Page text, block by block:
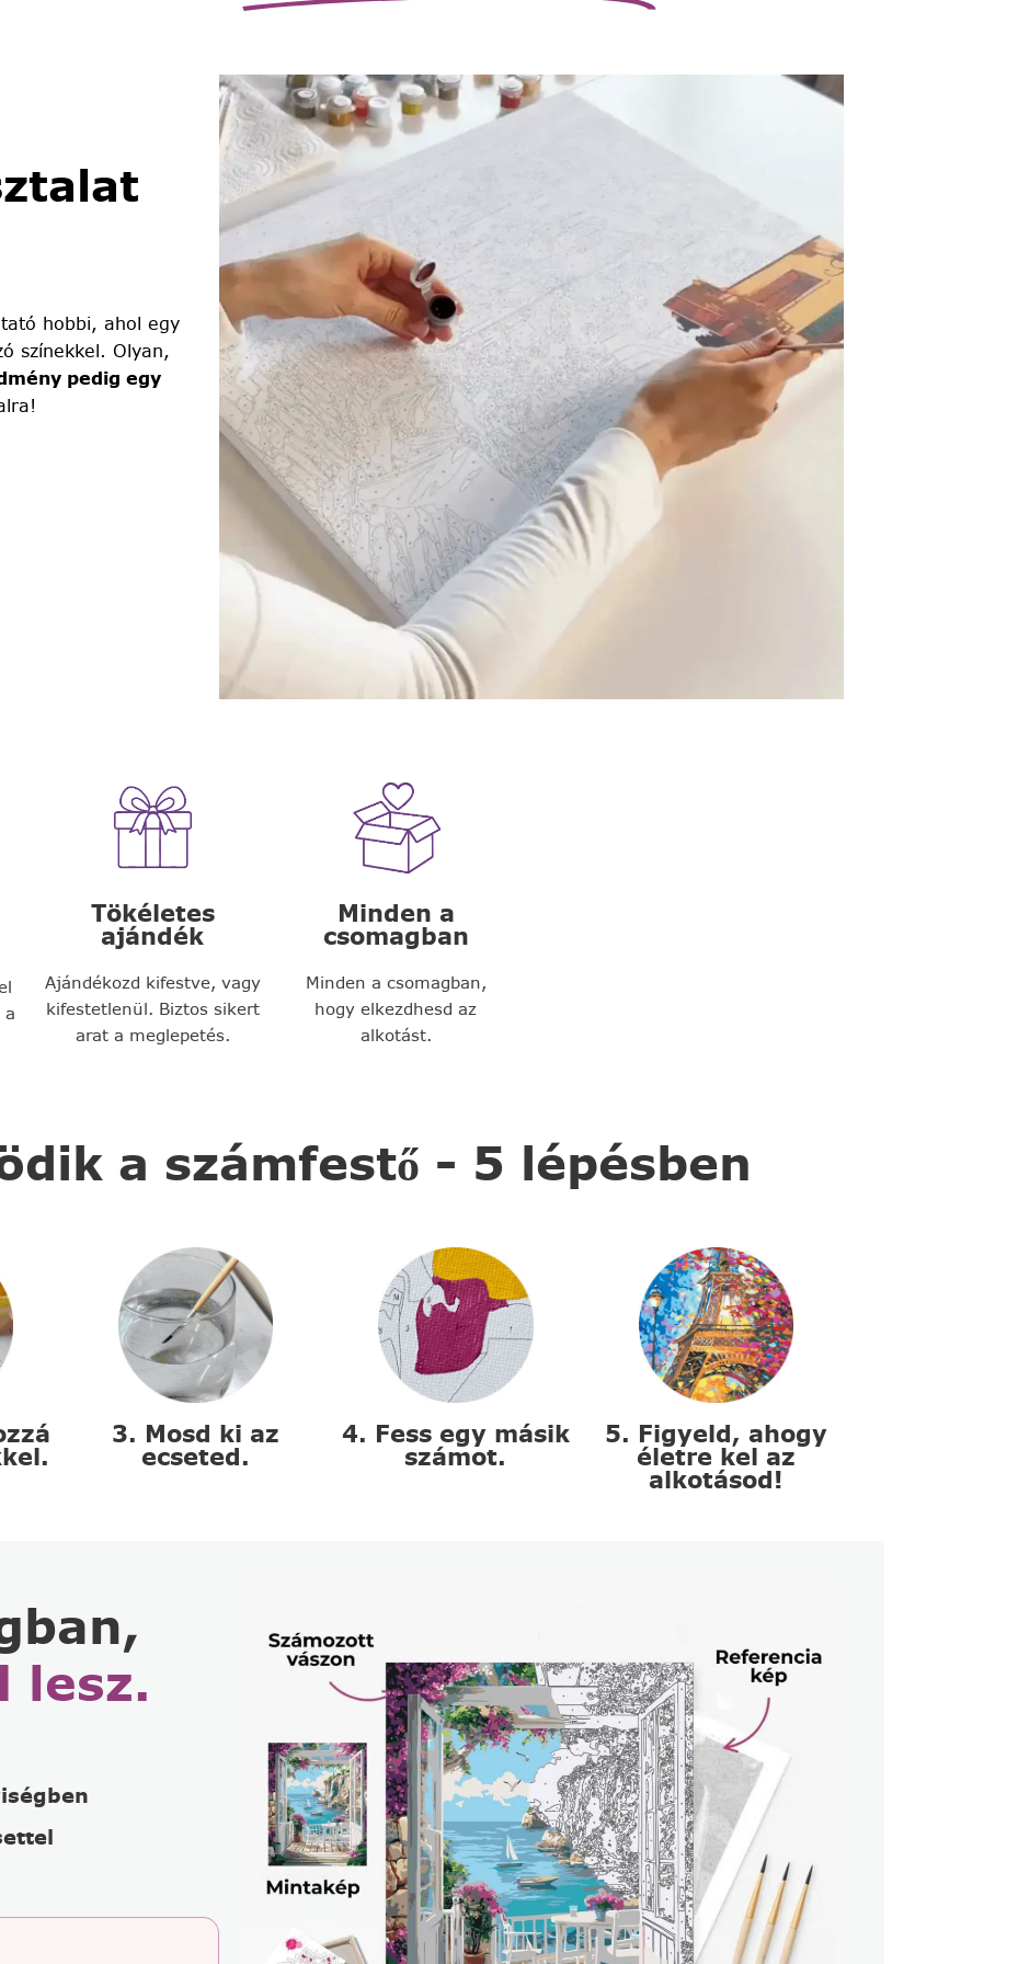
hobbi, ahol egy
színekkel. Olyan,
pedig egy
a
Tökéletes
ajándék
Ajándékozd kifestve, vagy
kifestetlenül. Biztos sikert
arat a meglepetés.
Minden a
csomagban
Minden a csomagban,
hogy elkezdhesd az
alkotást.
a számfestő - 5 lépésben
3. Mosd ki az
ecseted.
4. Fess egy másik
számot.
5. Figyeld, ahogy
életre kel az
alkotásod!
lesz.